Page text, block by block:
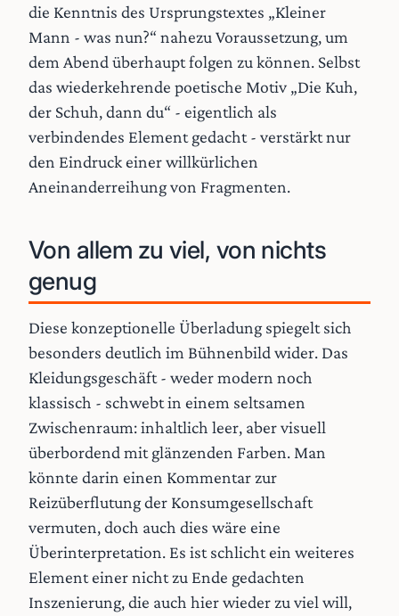
die Kenntnis des Ursprungstextes „Kleiner
Mann - was nun?“ nahezu Voraussetzung, um
dem Abend überhaupt folgen zu können. Selbst
das wiederkehrende poetische Motiv „Die Kuh,
der Schuh, dann du“ - eigentlich als
verbindendes Element gedacht - verstärkt nur
den Eindruck einer willkürlichen
Aneinanderreihung von Fragmenten.
Von allem zu viel, von nichts
genug
Diese konzeptionelle Überladung spiegelt sich
besonders deutlich im Bühnenbild wider. Das
Kleidungsgeschäft - weder modern noch
klassisch - schwebt in einem seltsamen
Zwischenraum: inhaltlich leer, aber visuell
überbordend mit glänzenden Farben. Man
könnte darin einen Kommentar zur
Reizüberflutung der Konsumgesellschaft
vermuten, doch auch dies wäre eine
Überinterpretation. Es ist schlicht ein weiteres
Element einer nicht zu Ende gedachten
Inszenierung, die auch hier wieder zu viel will,